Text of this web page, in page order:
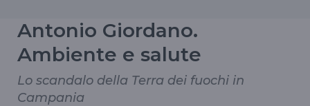
Antonio Giordano.
Ambiente e salute
Lo scandalo della Terra dei fuochi in
Campania